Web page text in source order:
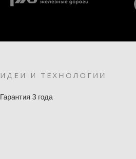
ИДЕИ И ТЕХНОЛОГИИ
Гарантия 3 года